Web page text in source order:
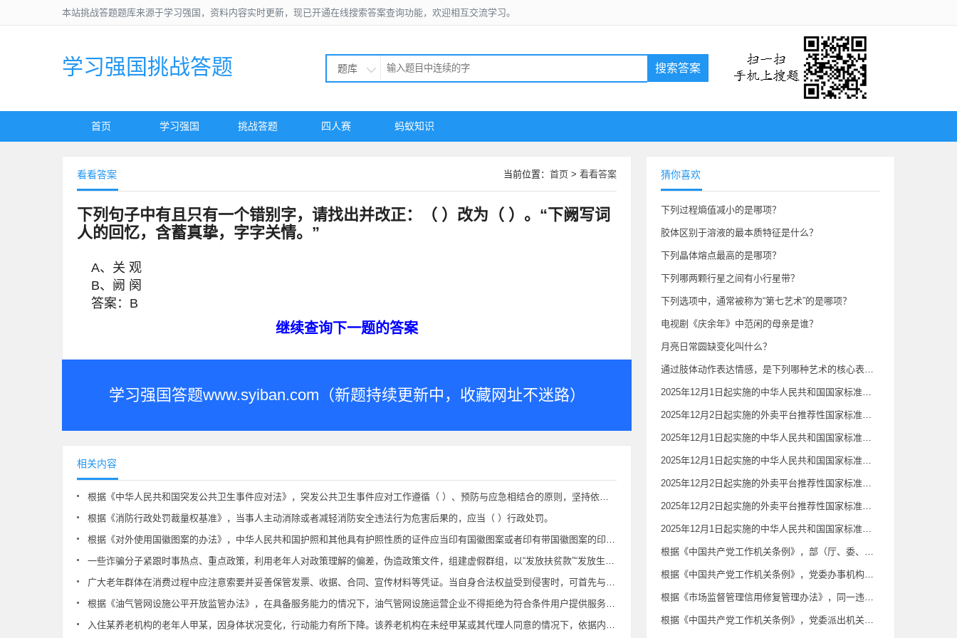
本站挑战答题题库来源于学习强国，资料内容实时更新，现已开通在线搜索答案查询功能，欢迎相互交流学习。
学习强国挑战答题 题库 搜索答案
首页 学习强国 挑战答题 四人赛 蚂蚁知识
看看答案 当前位置： 首页 > 看看答案
下列句子中有且只有一个错别字，请找出并改正：（ ）改为（ ）。“下阙写词
人的回忆，含蓄真挚，字字关情。”
A、关 观
B、阙 阕
答案：B
继续查询下一题的答案
学习强国答题www.syiban.com（新题持续更新中，收藏网址不迷路）
相关内容
根据《中华人民共和国突发公共卫生事件应对法》，突发公共卫生事件应对工作遵循（ ）、预防与应急相结合的原则，坚持依法应对、科学应对。
根据《消防行政处罚裁量权基准》，当事人主动消除或者减轻消防安全违法行为危害后果的，应当（ ）行政处罚。
根据《对外使用国徽图案的办法》，中华人民共和国护照和其他具有护照性质的证件应当印有国徽图案或者印有带国徽图案的印章。（ ）
一些诈骗分子紧跟时事热点、重点政策，利用老年人对政策理解的偏差，伪造政策文件，组建虚假群组，以“发放扶贫款”“发放生活补助”等为幌子，专门针对农村老年群体实施诈骗。警方特别提醒，正规国家补贴（ ）预先转账。
广大老年群体在消费过程中应注意索要并妥善保管发票、收据、合同、宣传材料等凭证。当自身合法权益受到侵害时，可首先与经营者协商解决。若协商不成，可通过全国消协智慧315平台向消协组织投诉，或拨打（ ）热线向市场监管部门投诉举报，依法维护自身合法权益。
根据《油气管网设施公平开放监管办法》，在具备服务能力的情况下，油气管网设施运营企业不得拒绝为符合条件用户提供服务或者提出不合理要求。（ ）
入住某养老机构的老年人甲某，因身体状况变化，行动能力有所下降。该养老机构在未经甲某或其代理人同意的情况下，依据内部评估，单方面提升甲某照料护理等级，并相应提高了护理费用。该养老机构的行为（ ）《养老机构管理办法》相关规定。
猜你喜欢
下列过程熵值减小的是哪项？
胶体区别于溶液的最本质特征是什么？
下列晶体熔点最高的是哪项？
下列哪两颗行星之间有小行星带？
下列选项中，通常被称为“第七艺术”的是哪项？
电视剧《庆余年》中范闲的母亲是谁？
月亮日常圆缺变化叫什么？
通过肢体动作表达情感，是下列哪种艺术的核心表现特征？
2025年12月1日起实施的中华人民共和国国家标准《公共场所卫生检验方法第6部分：卫生监测技术规范》规定，影剧院、音乐厅、录像厅（室）等室内空气质量监测在当日（ ）各监测1次；常规卫生监督监测频次可根据相关规定开展。
2025年12月2日起实施的外卖平台推荐性国家标准《外卖平台服务管理基本要求》规定，外卖平台可以利用数据、算法、技术、流量以及平台规则等优势对自营或代运营业务实施自我优待。（ ）
2025年12月1日起实施的中华人民共和国国家标准《公共场所卫生检验方法第6部分：卫生监测技术规范》规定，人工游泳场所在场所营业的客流高峰期游泳池水监测，（ ）至少监测1次。常规卫生监督监测频次可根据相关规定开展。
2025年12月1日起实施的中华人民共和国国家标准《医用防护口罩》规定，一次性使用医用防护口罩（ ）设置呼气阀。
2025年12月2日起实施的外卖平台推荐性国家标准《外卖平台服务管理基本要求》规定，外卖平台应在商品搜索、展示、交易等页面（ ）标注配送属性信息，如商户自配送、平台配送、第三方配送等。
2025年12月2日起实施的外卖平台推荐性国家标准《外卖平台服务管理基本要求》规定，除法律法规明确规定的情形外，外卖平台不应利用算法等技术手段隐藏真实差评，不应将好评前置、差评后置，或不显著区分不同商品或服务的评价等。（ ）
2025年12月1日起实施的中华人民共和国国家标准《公共场所卫生检验方法第6部分：卫生监测技术规范》规定，宾馆、旅店、招待所等住宿场所室内空气质量监测应在当日（ ）。
根据《中国共产党工作机关条例》，部（厅、委、室）务会会议由党的工作机关主要负责同志召集并主持，领导班子成员参加。主要负责同志因故无法召集或者出现空缺时，（ ）委托其他负责同志或者由党委指定的负责同志召集会议。
根据《中国共产党工作机关条例》，党委办事机构是协助党委办理某一方面重要事务的机构，一般是指党委为加强（ ）重要工作的领导和组织协调而设立的（决策）议事协调机构的常设办事机构，承担（决策）议事协调机构的日常工作，可以根据有关规定履行特定管理职责。
根据《市场监督管理信用修复管理办法》，同一违法失信信息涉及多种行政处罚的，其公示期以所涉期限中（ ）的为准。
根据《中国共产党工作机关条例》，党委派出机关是党委为加强对特定领域、行业、系统领导而派出的机关，根据有关规定代表党委领导该领域、行业、系统的工作。（ ）